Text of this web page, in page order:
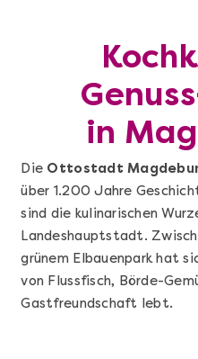
in
Die Ottostadt
über 1.200 Jahre
sind die kulinarischen
Landeshauptstadt.
grünem Elbauenpark hat
von Flussfisch, Börde-
Gastfreundschaft lebt.